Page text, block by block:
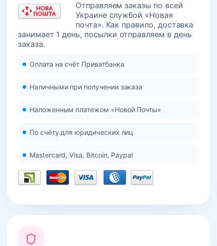
Отправляем заказы по всей
Украине службой «Новая
почта». Как правило, доставка
занимает 1 день, посылки отправляем в день
заказа.
Оплата на счёт Приватбанка
Наличными при получении заказа
Наложенным платежом «Новой Почты»
По счёту для юридических лиц
Mastercard, Visa, Bitcoin, Paypal